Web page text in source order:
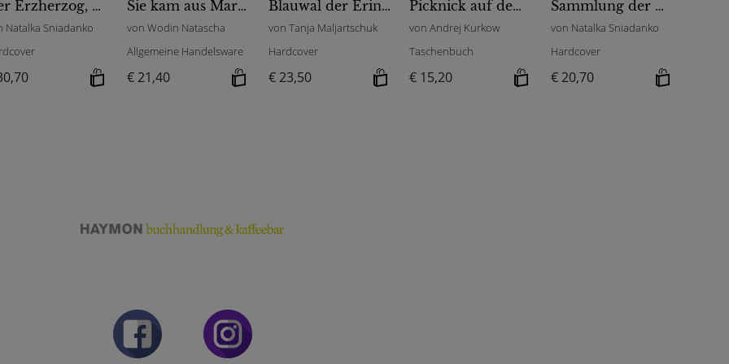
Der Erzherzog, der den Schwarzmarkt regierte, Matrosen liebte und mein Großvater wurde
Natalka Sniadanko
Sie kam aus Mariupol 17.02.2017. Hardback.
von Wodin Natascha
Allgemeine Handelsware
€ 21,40
Blauwal der Erinnerung
von Tanja Maljartschuk
Hardcover
€ 23,50
Picknick auf dem Eis
von Andrej Kurkow
Taschenbuch
€ 15,20
Sammlung der Leidenschaften
von Natalka Sniadanko
Hardcover
€ 20,70